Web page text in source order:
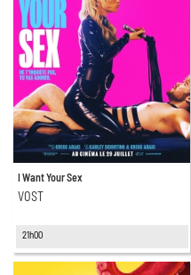
I Want Your Sex
VOST
21h00